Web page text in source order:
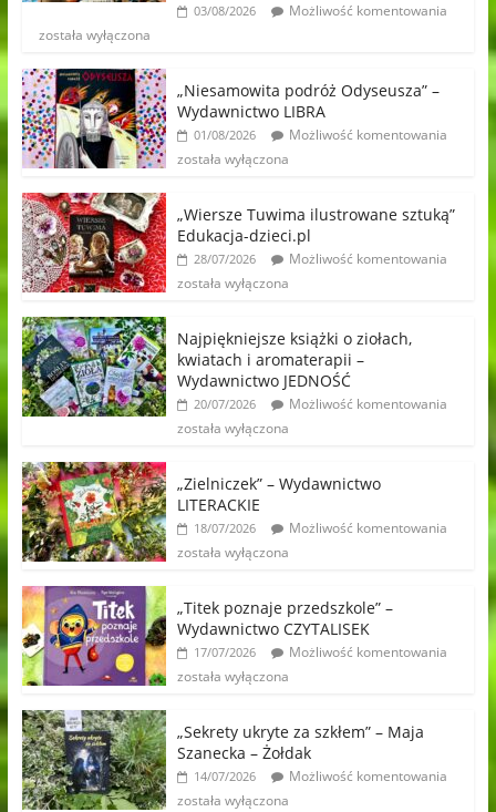
03/08/2026
Możliwość komentowania
została wyłączona
„Niesamowita podróż Odyseusza” –
Wydawnictwo LIBRA
01/08/2026
Możliwość komentowania
została wyłączona
„Wiersze Tuwima ilustrowane sztuką”
Edukacja-dzieci.pl
28/07/2026
Możliwość komentowania
została wyłączona
Najpiękniejsze książki o ziołach,
kwiatach i aromaterapii –
Wydawnictwo JEDNOŚĆ
20/07/2026
Możliwość komentowania
została wyłączona
„Zielniczek” – Wydawnictwo
LITERACKIE
18/07/2026
Możliwość komentowania
została wyłączona
„Titek poznaje przedszkole” –
Wydawnictwo CZYTALISEK
17/07/2026
Możliwość komentowania
została wyłączona
„Sekrety ukryte za szkłem” – Maja
Szanecka – Żołdak
14/07/2026
Możliwość komentowania
została wyłączona